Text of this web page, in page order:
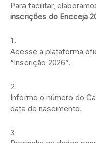
Para facilitar,
inscrições do Encceja
Acesse a plataforma
“Inscrição 2026”.
Informe o número do
data de nascimento.